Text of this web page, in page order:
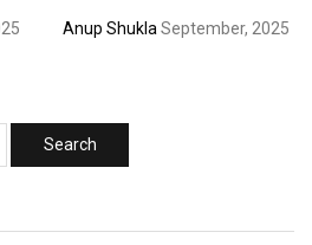
Anup ShuklaSeptember, 2025